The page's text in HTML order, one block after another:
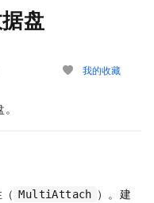
盘
我的收藏
MultiAttach ）。建